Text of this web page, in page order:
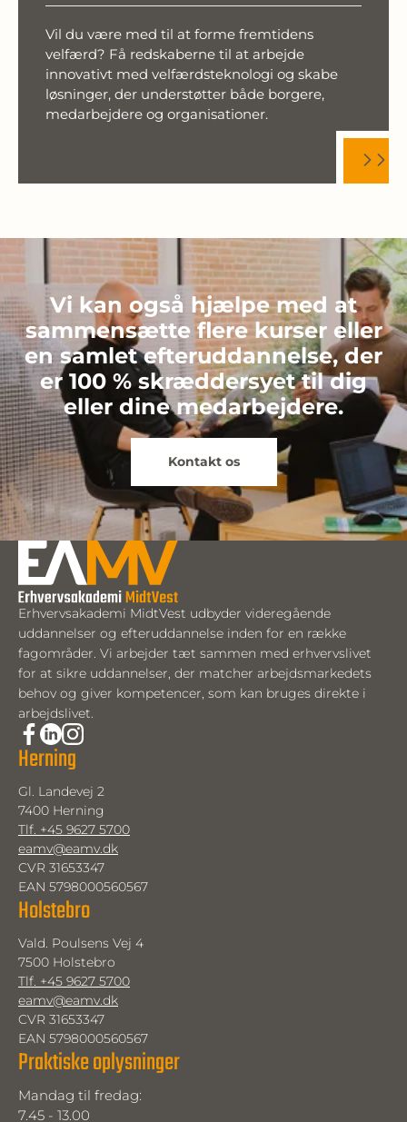
Vil du være med til at forme fremtidens
velfærd? Få redskaberne til at arbejde
innovativt med velfærdsteknologi og skabe
løsninger, der understøtter både borgere,
medarbejdere og organisationer.
Vi kan også hjælpe med at
sammensætte flere kurser eller
en samlet efteruddannelse, der
er 100 % skræddersyet til dig
eller dine medarbejdere.
Kontakt os
Erhvervsakademi MidtVest udbyder videregående
uddannelser og efteruddannelse inden for en række
fagområder. Vi arbejder tæt sammen med erhvervslivet
for at sikre uddannelser, der matcher arbejdsmarkedets
behov og giver kompetencer, som kan bruges direkte i
arbejdslivet.
Herning
Gl. Landevej 2
7400 Herning
Tlf. +45 9627 5700
eamv@eamv.dk
CVR 31653347
EAN 5798000560567
Holstebro
Vald. Poulsens Vej 4
7500 Holstebro
Tlf. +45 9627 5700
eamv@eamv.dk
CVR 31653347
EAN 5798000560567
Praktiske oplysninger
Mandag til fredag:
7.45 - 13.00